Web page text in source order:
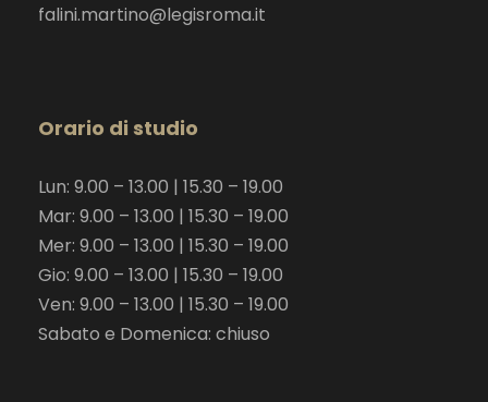
falini.martino@legisroma.it
Orario di studio
Lun: 9.00 – 13.00 | 15.30 – 19.00
Mar: 9.00 – 13.00 | 15.30 – 19.00
Mer: 9.00 – 13.00 | 15.30 – 19.00
Gio: 9.00 – 13.00 | 15.30 – 19.00
Ven: 9.00 – 13.00 | 15.30 – 19.00
Sabato e Domenica: chiuso